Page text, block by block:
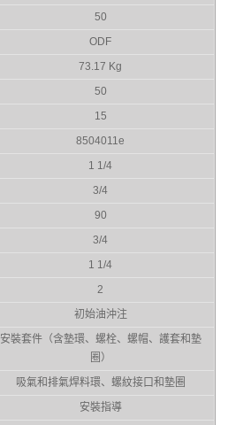
50
ODF
73.17 Kg
50
15
8504011e
1 1/4
3/4
90
3/4
1 1/4
2
初始油沖注
安裝套件（含墊環、螺栓、螺帽、護套和墊
圈）
吸氣和排氣焊料環、螺紋接口和墊圈
安裝指導